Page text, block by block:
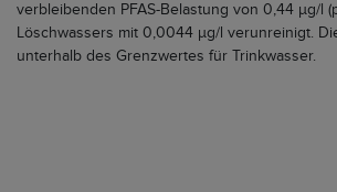
verbleibenden PFAS-Belastung von 0,44 µg/l
Löschwassers mit 0,0044 µg/l verunreinigt.
unterhalb des Grenzwertes für Trinkwasser.